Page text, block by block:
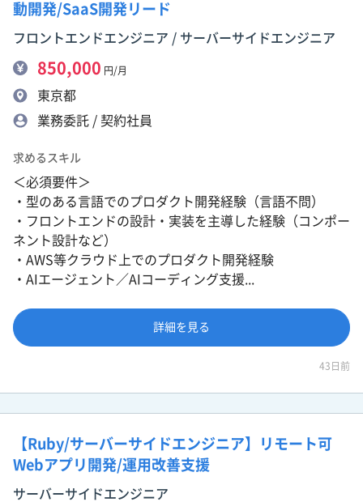
動開発/SaaS開発リード
フロントエンドエンジニア / サーバーサイドエンジニア
850,000 円/月
東京都
業務委託 / 契約社員
求めるスキル
＜必須要件＞
・型のある言語でのプロダクト開発経験（言語不問）
・フロントエンドの設計・実装を主導した経験（コンポー
ネント設計など）
・AWS等クラウド上でのプロダクト開発経験
・AIエージェント／AIコーディング支援...
詳細を見る
43日前
【Ruby/サーバーサイドエンジニア】リモート可
Webアプリ開発/運用改善支援
サーバーサイドエンジニア